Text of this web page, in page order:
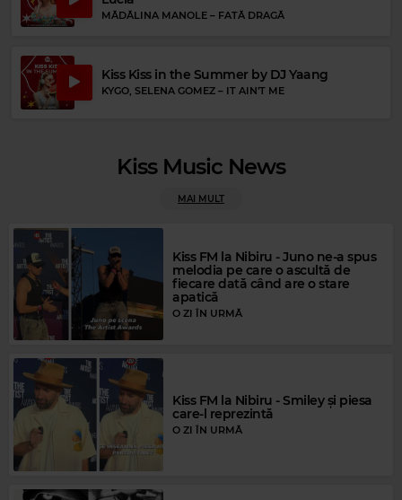
Magic FM
FALLING INTO YOU
Magic Gold
Magic Party Mix
MĂDĂLINA MANOLE – FATĂ DRAGĂ
Kiss Kiss in the Summer by DJ Yaang
KYGO, SELENA GOMEZ – IT AIN'T ME
Kiss Music News
MAI MULT
Kiss FM la Nibiru - Juno ne-a spus
melodia pe care o ascultă de
fiecare dată când are o stare
apatică
O ZI ÎN URMĂ
Kiss FM la Nibiru - Smiley și piesa
care-l reprezintă
O ZI ÎN URMĂ